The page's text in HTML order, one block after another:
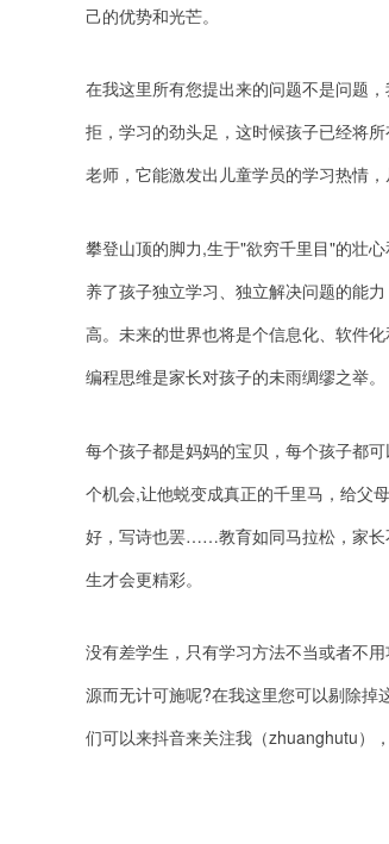
己的优势和光芒。
在我这里所有您提出来的问题不是问题
拒，学习的劲头足，这时候孩子已经将
老师，它能激发出儿童学员的学习热情
攀登山顶的脚力,生于"欲穷千里目"的壮
养了孩子独立学习、独立解决问题的能
高。未来的世界也将是个信息化、软件
编程思维是家长对孩子的未雨绸缪之举。
每个孩子都是妈妈的宝贝，每个孩子都
个机会,让他蜕变成真正的千里马，给父
好，写诗也罢……教育如同马拉松，家长
生才会更精彩。
没有差学生，只有学习方法不当或者不
源而无计可施呢?在我这里您可以剔除掉
们可以来抖音来关注我（zhuanghutu）